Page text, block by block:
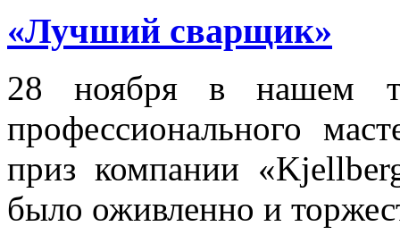
«Лучший сварщик»
28 ноября в нашем
профессионального
приз компании
было оживленно и